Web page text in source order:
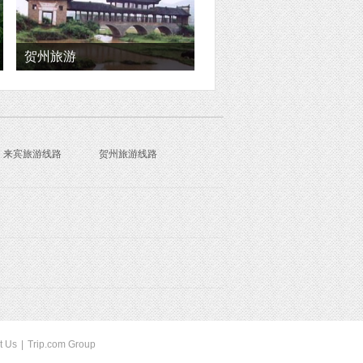
贺州旅游
来宾旅游线路 贺州旅游线路
Us Trip.com Group